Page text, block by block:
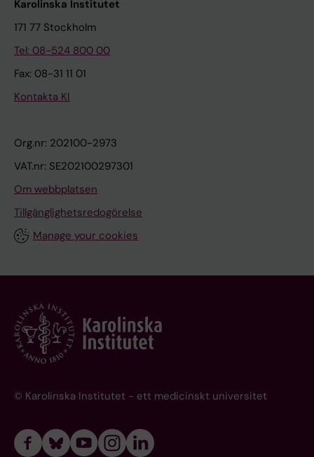
Karolinska Institutet
171 77 Stockholm
Tel: 08-524 800 00
Fax: 08-31 11 01
Kontakta KI
Org.nr: 202100-2973
VAT.nr: SE202100297301
Om webbplatsen
Tillgänglighetsredogörelse
Manage your cookies
© Karolinska Institutet - ett medicinskt universitet